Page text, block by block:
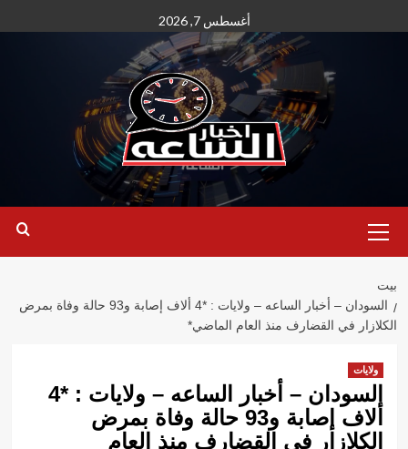
إلى
أغسطس 7, 2026
الأساسية
بيت
السودان – أخبار الساعه – ولايات : *4 ألاف إصابة و93 حالة وفاة بمرض
الكلازار في القضارف منذ العام الماضي*
ولايات
السودان – أخبار الساعه – ولايات : *4
ألاف إصابة و93 حالة وفاة بمرض
الكلازار في القضارف منذ العام